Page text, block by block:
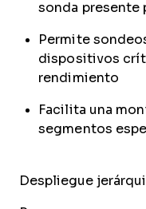
sonda presente
Permite
dispositivos
rendimiento
Facilita una
segmentos
Despliegue